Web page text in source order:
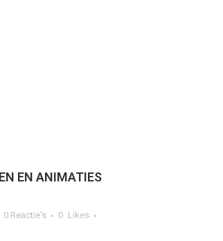
EN ANIMATIES
0 Reactie's 0 Likes